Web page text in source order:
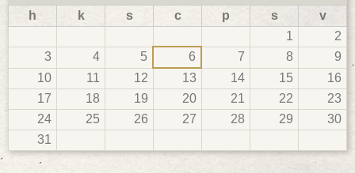
h k s c p s
v
1
2
3
4 5 6 7 8
9
10
11 12 13 14 15
16
17
18 19 20 21 22
23
24
25 26 27 28 29
30
31